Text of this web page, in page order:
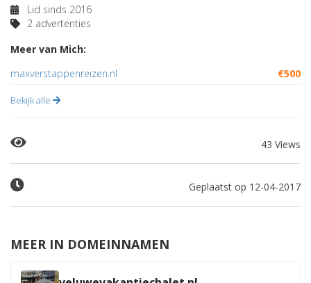
Lid sinds 2016
2 advertenties
Meer van Mich:
maxverstappenreizen.nl
€500
Bekijk alle
43 Views
Geplaatst op 12-04-2017
MEER IN DOMEINNAMEN